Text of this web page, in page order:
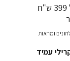
ומראות
עשוי 100% בד אקרילי עמיד